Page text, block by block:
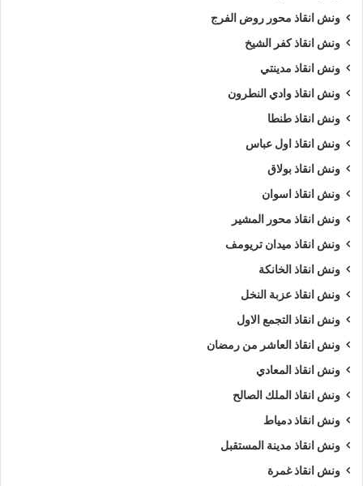
ونش انقاذ محور روض الفرج
ونش انقاذ كفر الشيخ
ونش انقاذ مدينتي
ونش انقاذ وادي النطرون
ونش انقاذ طنطا
ونش انقاذ اول عباس
ونش انقاذ بولاق
ونش انقاذ اسوان
ونش انقاذ محور المشير
ونش انقاذ ميدان تريومف
ونش انقاذ الخانكة
ونش انقاذ عزبة النخل
ونش انقاذ التجمع الاول
ونش انقاذ العاشر من رمضان
ونش انقاذ المعادي
ونش انقاذ الملك الصالح
ونش انقاذ دمياط
ونش انقاذ مدينة المستقبل
ونش انقاذ غمرة